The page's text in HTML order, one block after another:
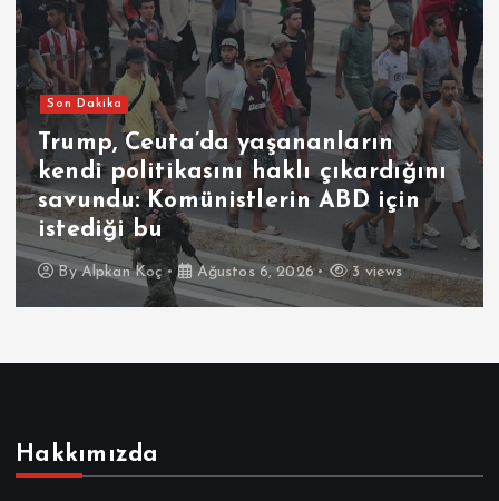
Son Dakika
Trump, Ceuta’da yaşananların
kendi politikasını haklı çıkardığını
savundu: Komünistlerin ABD için
istediği bu
ByAlpkan Koç Ağustos 6, 2026 3 views
Hakkımızda